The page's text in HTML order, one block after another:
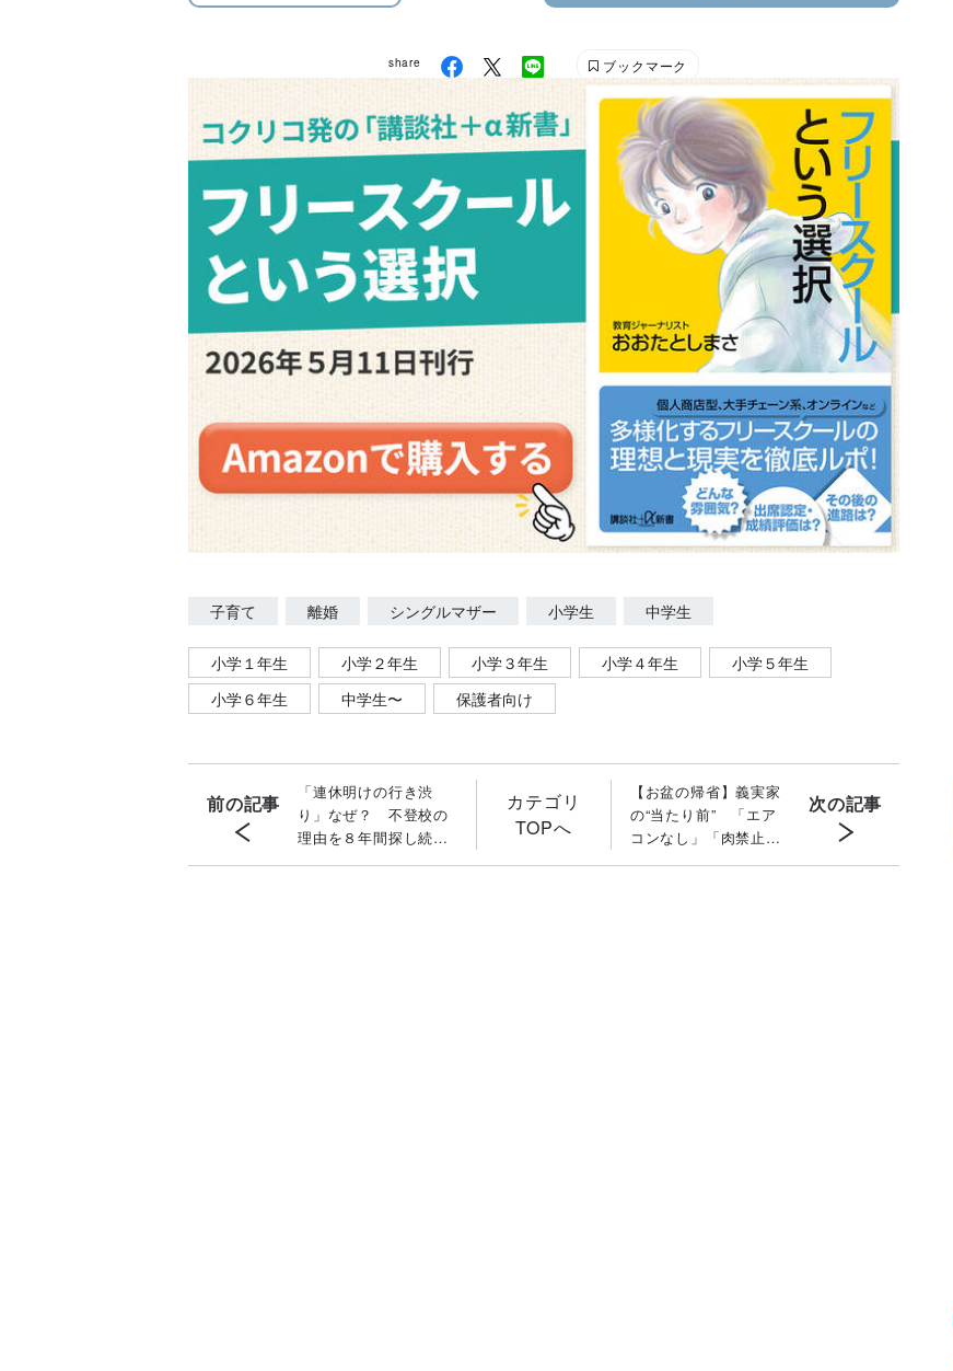
share ブックマーク
子育て 離婚 シングルマザー 小学生 中学生
小学１年生 小学２年生 小学３年生 小学４年生
小学５年生
小学６年生
中学生〜 保護者向け
前の記事
「連休明けの行き渋
り」なぜ？ 不登校の
理由を８年間探し続け
て気づいたこと
カテゴリ
TOPへ
【お盆の帰省】義実家
の“当たり前” 「エア
コンなし」「肉禁止」
「台所は女性だけ」に
次の記事